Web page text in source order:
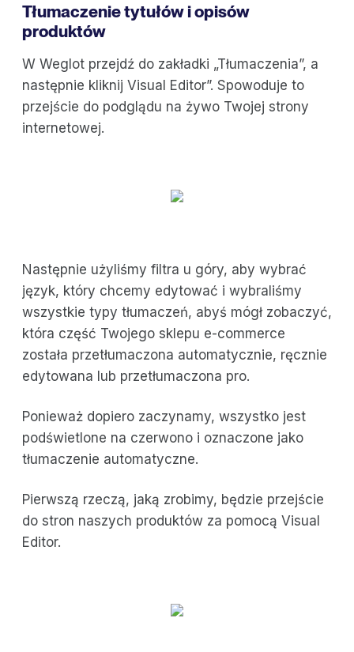
Tłumaczenie tytułów i opisów
produktów
W Weglot przejdź do zakładki „Tłumaczenia”, a
następnie kliknij Visual Editor”. Spowoduje to
przejście do podglądu na żywo Twojej strony
internetowej.
Następnie użyliśmy filtra u góry, aby wybrać
język, który chcemy edytować i wybraliśmy
wszystkie typy tłumaczeń, abyś mógł zobaczyć,
która część Twojego sklepu e-commerce
została przetłumaczona automatycznie, ręcznie
edytowana lub przetłumaczona pro.
Ponieważ dopiero zaczynamy, wszystko jest
podświetlone na czerwono i oznaczone jako
tłumaczenie automatyczne.
Pierwszą rzeczą, jaką zrobimy, będzie przejście
do stron naszych produktów za pomocą Visual
Editor.